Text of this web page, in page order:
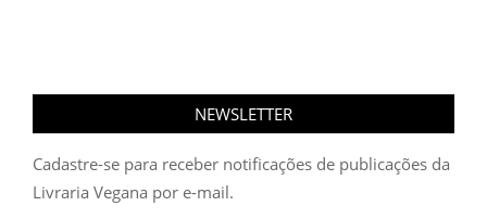
NEWSLETTER
Cadastre-se para receber notificações de publicações da
Livraria Vegana por e-mail.